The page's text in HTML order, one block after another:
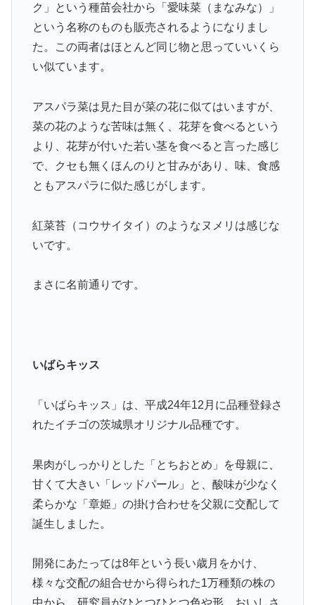
ク」という種苗会社から「愛味菜（まなみな）」
という名称のものも販売されるようになりまし
た。この両者はほとんど同じ物と思っていいくら
い似ています。
アスパラ菜は見た目が菜の花に似てはいますが、
菜の花のような苦味は無く、花芽を食べるという
より、花芽が付いた若い茎を食べると言った感じ
で、クセも無くほんのりと甘みがあり、味、食感
ともアスパラに似た感じがします。
紅菜苔（コウサイタイ）のようなヌメリは感じな
いです。
まさに名前通りです。
いばらキッス
「いばらキッス」は、平成24年12月に品種登録さ
れたイチゴの茨城県オリジナル品種です。
果肉がしっかりとした「とちおとめ」を母親に、
甘くて大きい「レッドパール」と、酸味が少なく
柔らかな「章姫」の掛け合わせを父親に交配して
誕生しました。
開発にあたっては8年という長い歳月をかけ、
様々な交配の組合せから得られた1万種類の株の